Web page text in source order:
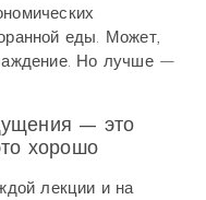
еды. Может,
Но лучше —
— это
хорошо
лекции и на